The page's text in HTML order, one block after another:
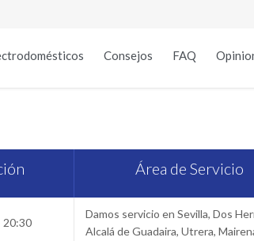
Consejos FAQ
Antartik en
20:30
Área de Servicio
Damos servicio en Sevilla, Dos
Alcalá de Guadaira, Utrera,